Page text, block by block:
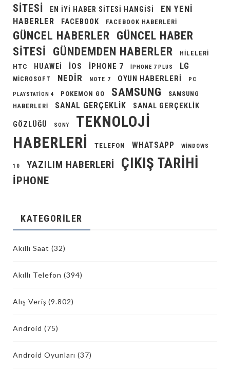
SITESI
EN IYI HABER SITESI HANGISI
EN YENI
HABERLER
FACEBOOK FACEBOOK HABERLERI
GÜNCEL HABERLER
GÜNCEL HABER
SITESI
GÜNDEMDEN HABERLER
HILELERI
HTC
HUAWEI IOS IPHONE 7 IPHONE 7 PLUS LG
MICROSOFT NEDIR NOTE 7 OYUN HABERLERI PC
PLAYSTATION 4 POKEMON GO SAMSUNG
SAMSUNG
HABERLERI
SANAL GERÇEKLIK SANAL GERÇEKLIK
GÖZLÜĞÜ SONY
TEKNOLOJI
HABERLERI
TELEFON WHATSAPP WINDOWS
10 YAZILIM HABERLERI ÇIKIŞ TARIHI
İPHONE
KATEGORILER
Akıllı Saat (32)
Akıllı Telefon (394)
Alış-Veriş (9.802)
Android (75)
Android Oyunları (37)